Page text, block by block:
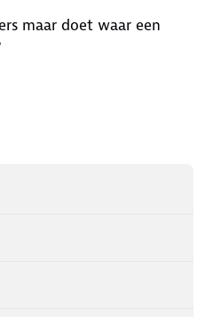
maar doet waar een